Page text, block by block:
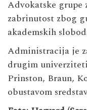
Advokatske grupe
zabrinutost zbog
akademskih
Administracija je
drugim
Prinston, Braun,
obustavom